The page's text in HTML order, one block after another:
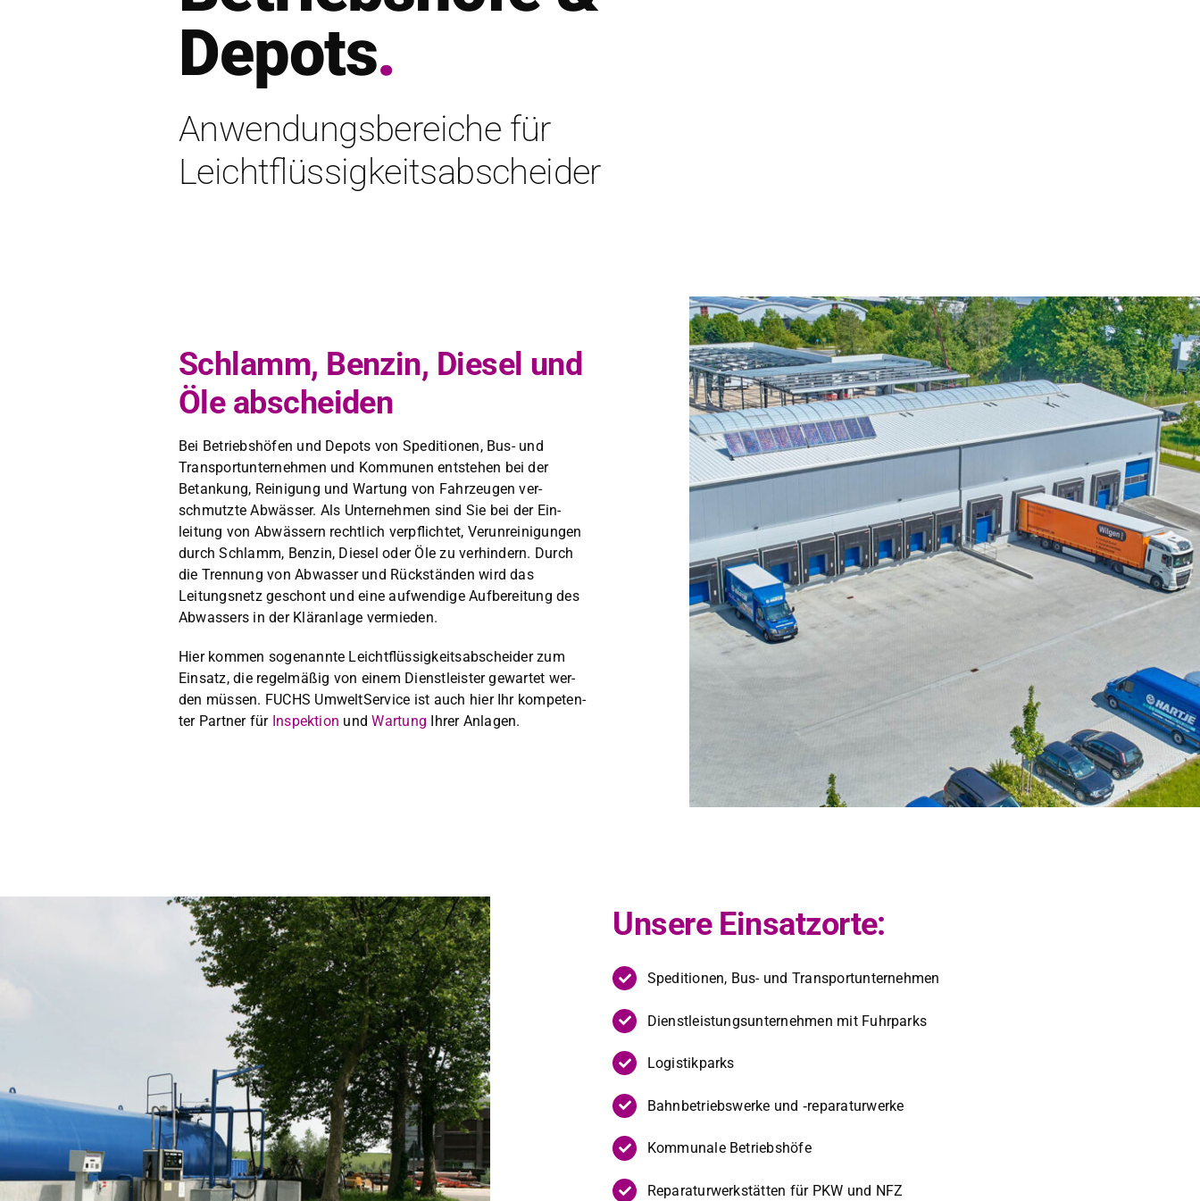
Depots.
Anwendungsbereiche für
Leichtflüssigkeitsabscheider
Schlamm, Benzin, Diesel und
Öle abscheiden
Bei Betrieb­shöfen und Depots von Spedi­tio­nen, Bus- und
Trans­portun­ternehmen und Kom­munen entste­hen bei der
Betankung, Reini­gung und Wartung von Fahrzeu­gen ver­
schmutzte Abwäss­er. Als Unternehmen sind Sie bei der Ein­
leitung von Abwässern rechtlich verpflichtet, Verun­reini­gun­gen
durch Schlamm, Ben­zin, Diesel oder Öle zu ver­hin­dern. Durch
die Tren­nung von Abwass­er und Rück­stän­den wird das
Leitungsnetz geschont und eine aufwendi­ge Auf­bere­itung des
Abwassers in der Kläran­lage ver­mieden.
Hier kom­men soge­nan­nte Leicht­flüs­sigkeitsab­schei­der zum
Ein­satz, die regelmäßig von einem Dien­stleis­ter gewartet wer­
den müssen. FUCHS Umwelt­Ser­vice ist auch hier Ihr kom­pe­ten­
ter Part­ner für Inspek­tion undWartung Ihrer Anla­gen.
Unsere Einsatzorte:
Spedi­tio­nen, Bus- und Trans­portun­ternehmen
Dien­stleis­tung­sun­ternehmen mit Fuhrparks
Logis­tik­parks
Bahn­be­trieb­swerke und ‑reparatur­w­erke
Kom­mu­nale Betrieb­shöfe
Reparatur­w­erk­stät­ten für PKW und NFZ